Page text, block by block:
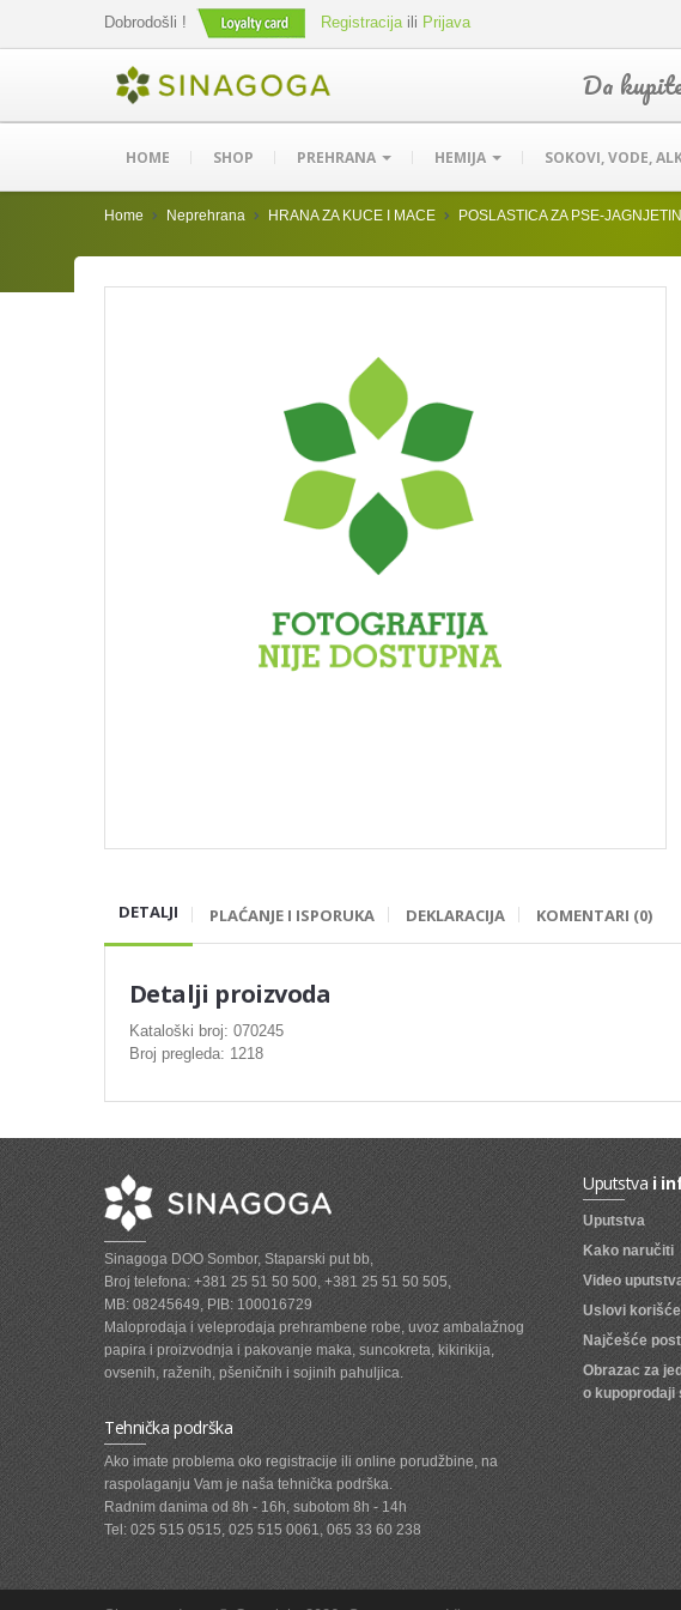
Dobrodošli ! Registracijaili Prijava
Da
HOME SHOP PREHRANA HEMIJA SOKOVI, VODE,
Home Neprehrana HRANA ZA KUCE I MACE POSLASTICA ZA PSE-
DETALJI PLAĆANJE I ISPORUKA DEKLARACIJA KOMENTARI (0)
Detalji proizvoda
Kataloški broj: 070245
Broj pregleda: 1218
Sinagoga DOO Sombor, Staparski put bb,
Broj telefona: +381 25 51 50 500, +381 25 51 50 505,
MB: 08245649, PIB: 100016729
Maloprodaja i veleprodaja prehrambene robe, uvoz ambalažnog
papira i proizvodnja i pakovanje maka, suncokreta, kikirikija,
ovsenih, raženih, pšeničnih i sojinih pahuljica.
Tehnička podrška
Ako imate problema oko registracije ili online porudžbine, na
raspolaganju Vam je naša tehnička podrška.
Radnim danima od 8h - 16h, subotom 8h - 14h
Tel: 025 515 0515, 025 515 0061, 065 33 60 238
Uputstva i
Uputstva
Kako naručiti
Video
Uslovi
Najčešće
Obrazac za
o kupoprodaji